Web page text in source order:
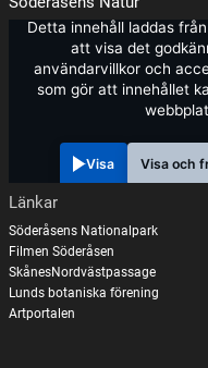
Detta innehåll laddas
att visa det
användarvillkor och
som gör att innehållet
Visa Visa och
Länkar
Söderåsens Nationalpark
Filmen Söderåsen
SkånesNordvästpassage
Lunds botaniska förening
Artportalen